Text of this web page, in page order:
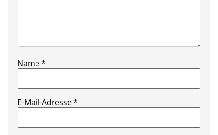
Name*
E-Mail-Adresse*